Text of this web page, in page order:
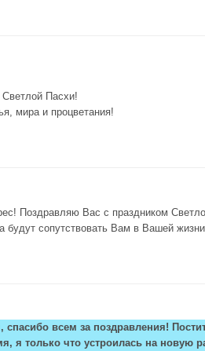
Пасхи!
мира и процветания!
Поздравляю Вас с праздником
будут сопутствовать Вам в Вашей
спасибо всем за поздравления!
я только что устроилась на новую